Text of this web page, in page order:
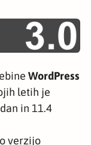
WordPress
letih je
in 11.4
verzijo